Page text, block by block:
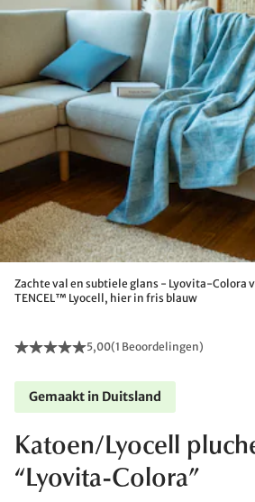
Zachte val en subtiele glans - Lyovita-Colora
TENCEL™ Lyocell, hier in fris blauw
5,00(1 Beoordelingen)
Gemaakt in Duitsland
Katoen/Lyocell
“Lyovita-Colora”